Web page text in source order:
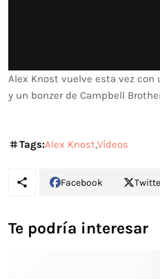
Alex Knost vuelve esta vez con
y un bonzer de Campbell
Tags:Alex KnostVídeos
Facebook
Te podría interesar